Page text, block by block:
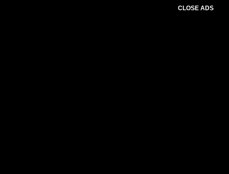
CLOSE ADS